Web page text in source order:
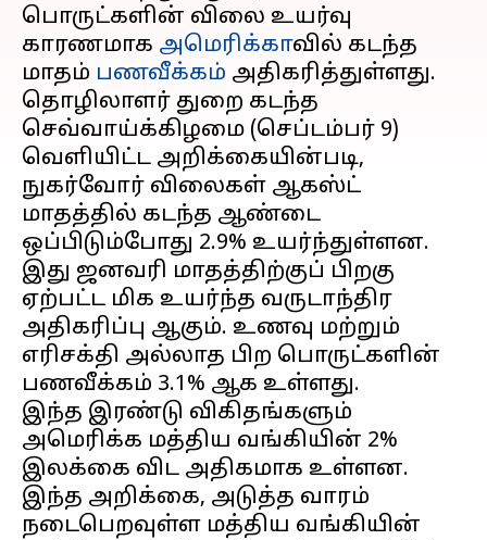
பொருட்களின் விலை உயர்வு
காரணமாக அமெரிக்காவில் கடந்த
மாதம் பணவீக்கம் அதிகரித்துள்ளது.
தொழிலாளர் துறை கடந்த
செவ்வாய்க்கிழமை (செப்டம்பர் 9)
வெளியிட்ட அறிக்கையின்படி,
நுகர்வோர் விலைகள் ஆகஸ்ட்
மாதத்தில் கடந்த ஆண்டை
ஒப்பிடும்போது 2.9% உயர்ந்துள்ளன.
இது ஜனவரி மாதத்திற்குப் பிறகு
ஏற்பட்ட மிக உயர்ந்த வருடாந்திர
அதிகரிப்பு ஆகும். உணவு மற்றும்
எரிசக்தி அல்லாத பிற பொருட்களின்
பணவீக்கம் 3.1% ஆக உள்ளது.
இந்த இரண்டு விகிதங்களும்
அமெரிக்க மத்திய வங்கியின் 2%
இலக்கை விட அதிகமாக உள்ளன.
இந்த அறிக்கை, அடுத்த வாரம்
நடைபெறவுள்ள மத்திய வங்கியின்